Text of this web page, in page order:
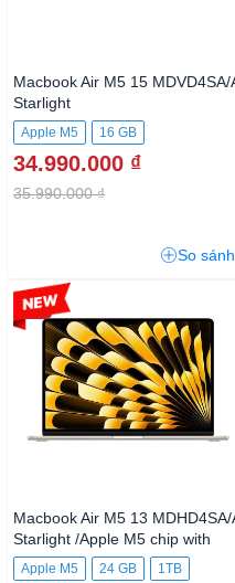
Macbook Air M5 15
MDVD4SA/A Starlight
Apple M5
16 GB
512GB SSD
34.990.000 ₫
35.990.000 ₫
So sánh
Macbook Air M5 13
MDHD4SA/A Starlight /Apple M5
chip with 10‑core CPU and
Apple M5 24 GB 1TB
-4%